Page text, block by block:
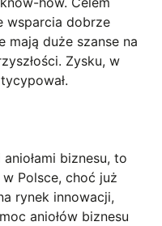
wsparcia dobrze
mają duże szanse na
Zysku, w
biznesu, to
Polsce, choć już
rynek innowacji,
aniołów biznesu